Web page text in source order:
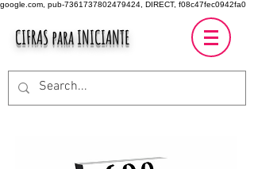
google.com, pub-7361737802479424, DIRECT, f08c47fec0942fa0
CIFRAS para INICIANTE